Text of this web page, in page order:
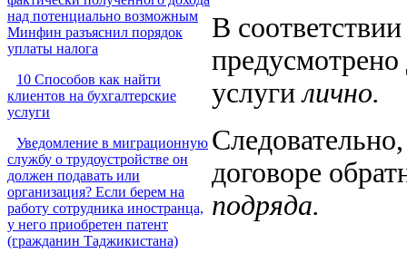
над потенциально возможным
Минфин разъяснил порядок
уплаты налога
10 Способов как найти
клиентов на бухгалтерские
услуги
Уведомление в миграционную
службу о трудоустройстве он
должен подавать или
организация? Если берем на
работу сотрудника иностранца,
у него приобретен патент
(гражданин Таджикистана)
В
предусмотрено
услугилично.
договоре
подряда.